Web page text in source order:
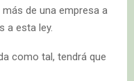
de una empresa a
a esta ley.
como tal, tendrá que